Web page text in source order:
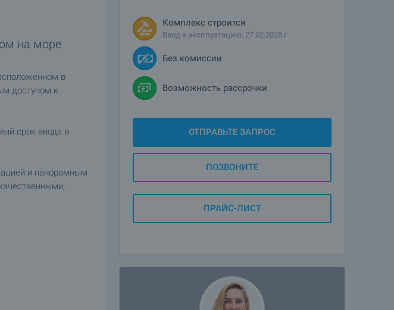
на море
в
доступом к
срок ввода в
и панорамным
Комплекс строится
Ввод в эксплуатацию: 27.02.2028 г
Без комиссии
Возможность рассрочки
ОТПРАВЬТЕ ЗАПРОС
ПОЗВОНИТЕ
ПРАЙС-ЛИСТ